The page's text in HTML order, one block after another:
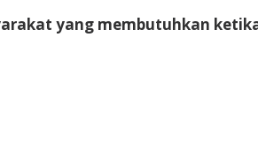
yang membutuhkan